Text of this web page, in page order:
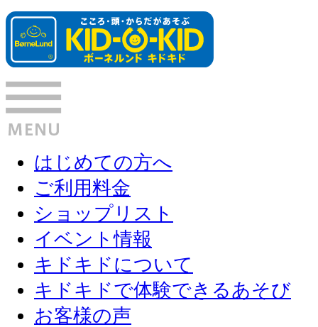
はじめての方へ
ご利用料金
ショップリスト
イベント情報
キドキドについて
キドキドで体験できるあそび
お客様の声